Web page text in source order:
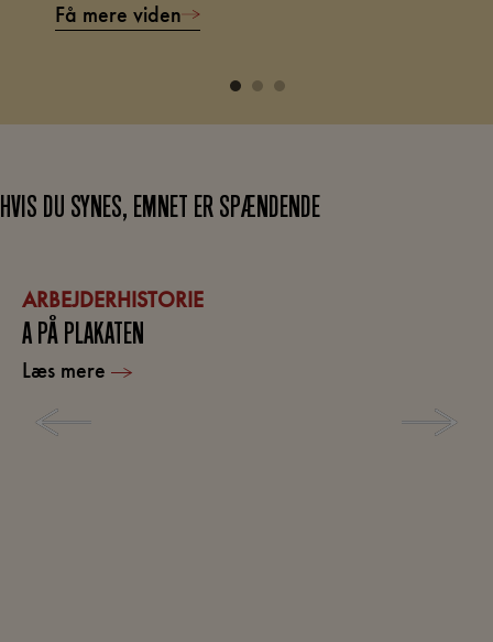
Få mere viden
HVIS DU SYNES, EMNET ER SPÆNDENDE
ARBEJDERHISTORIE
A PÅ PLAKATEN
Læs mere